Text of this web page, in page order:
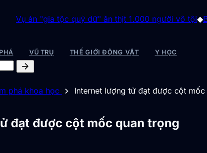
"gia tộc quỷ dữ" ăn thịt 1.000 người vô tội◆Bắn 15
VŨ TRỤ THẾ GIỚI ĐỘNG VẬT Y HỌC
arrow_forward
phá khoa học chevron_right
Internet lượng tử đạt được cột mốc
đạt được cột mốc quan trọng